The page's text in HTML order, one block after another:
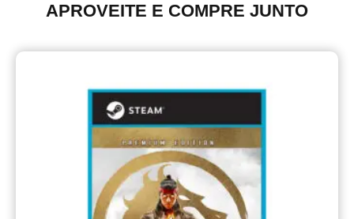
APROVEITE E COMPRE JUNTO